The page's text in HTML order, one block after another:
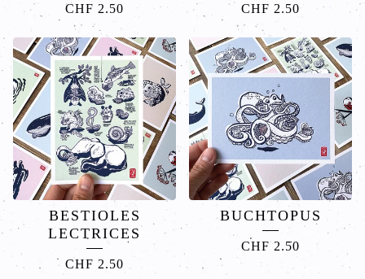
CHF 2.50 CHF 2.50
BESTIOLES
LECTRICES
CHF 2.50
BUCHTOPUS
CHF 2.50